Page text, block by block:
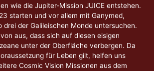
wie die Jupiter-Mission JUICE entstehen.
starten und vor allem mit Ganymed,
drei der Galileischen Monde untersuchen.
aus, dass sich auf diesen eisigen
unter der Oberfläche verbergen. Da
für Leben gilt, helfen uns
Cosmic Vision Missionen aus dem